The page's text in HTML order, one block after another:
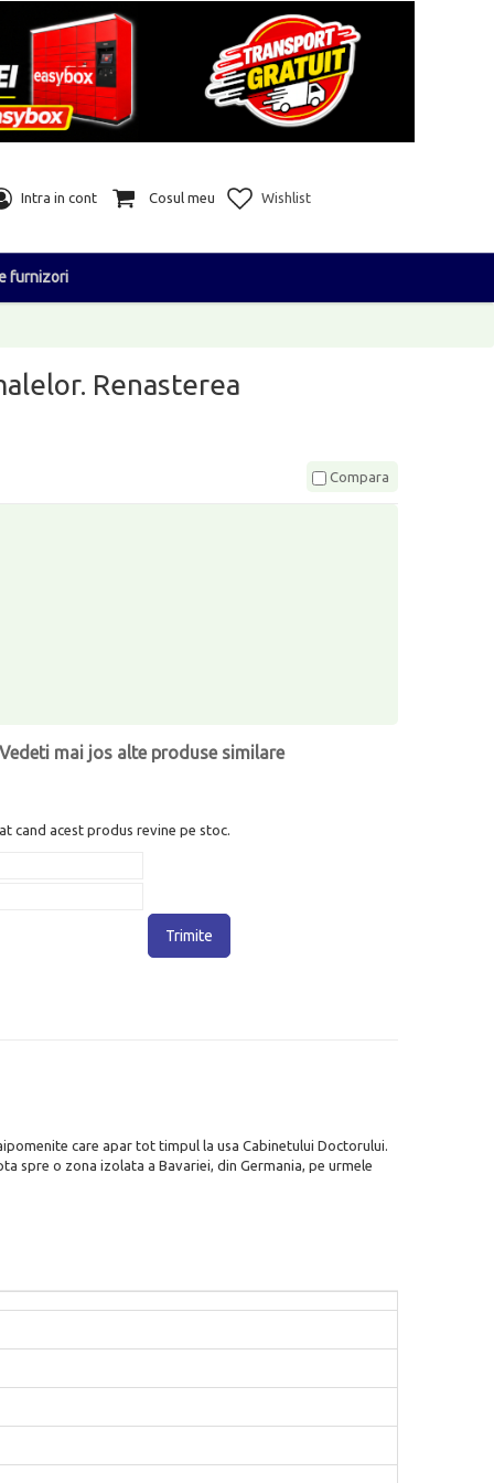
Intra in cont Cosul meu Wishlist
furnizori
Renasterea
Compara
mai jos alte produse similare
cand acest produs revine pe stoc.
Trimite
care apar tot timpul la usa Cabinetului Doctorului.
spre o zona izolata a Bavariei, din Germania, pe urmele